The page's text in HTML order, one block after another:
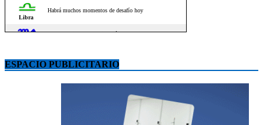
ESPACIO PUBLICITARIO